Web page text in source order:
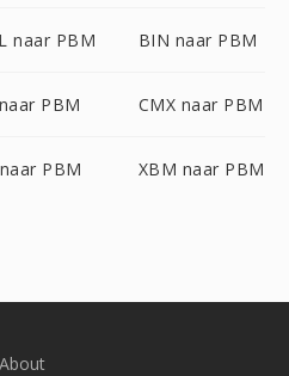
naar PBM BIN naar PBM
PBM CMX naar PBM
PBM XBM naar PBM
About